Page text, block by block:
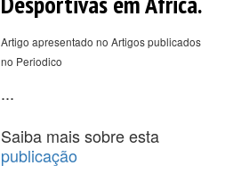
Artigo apresentado no Artigos publicados
no Periodico
...
Saiba mais sobre esta
publicação